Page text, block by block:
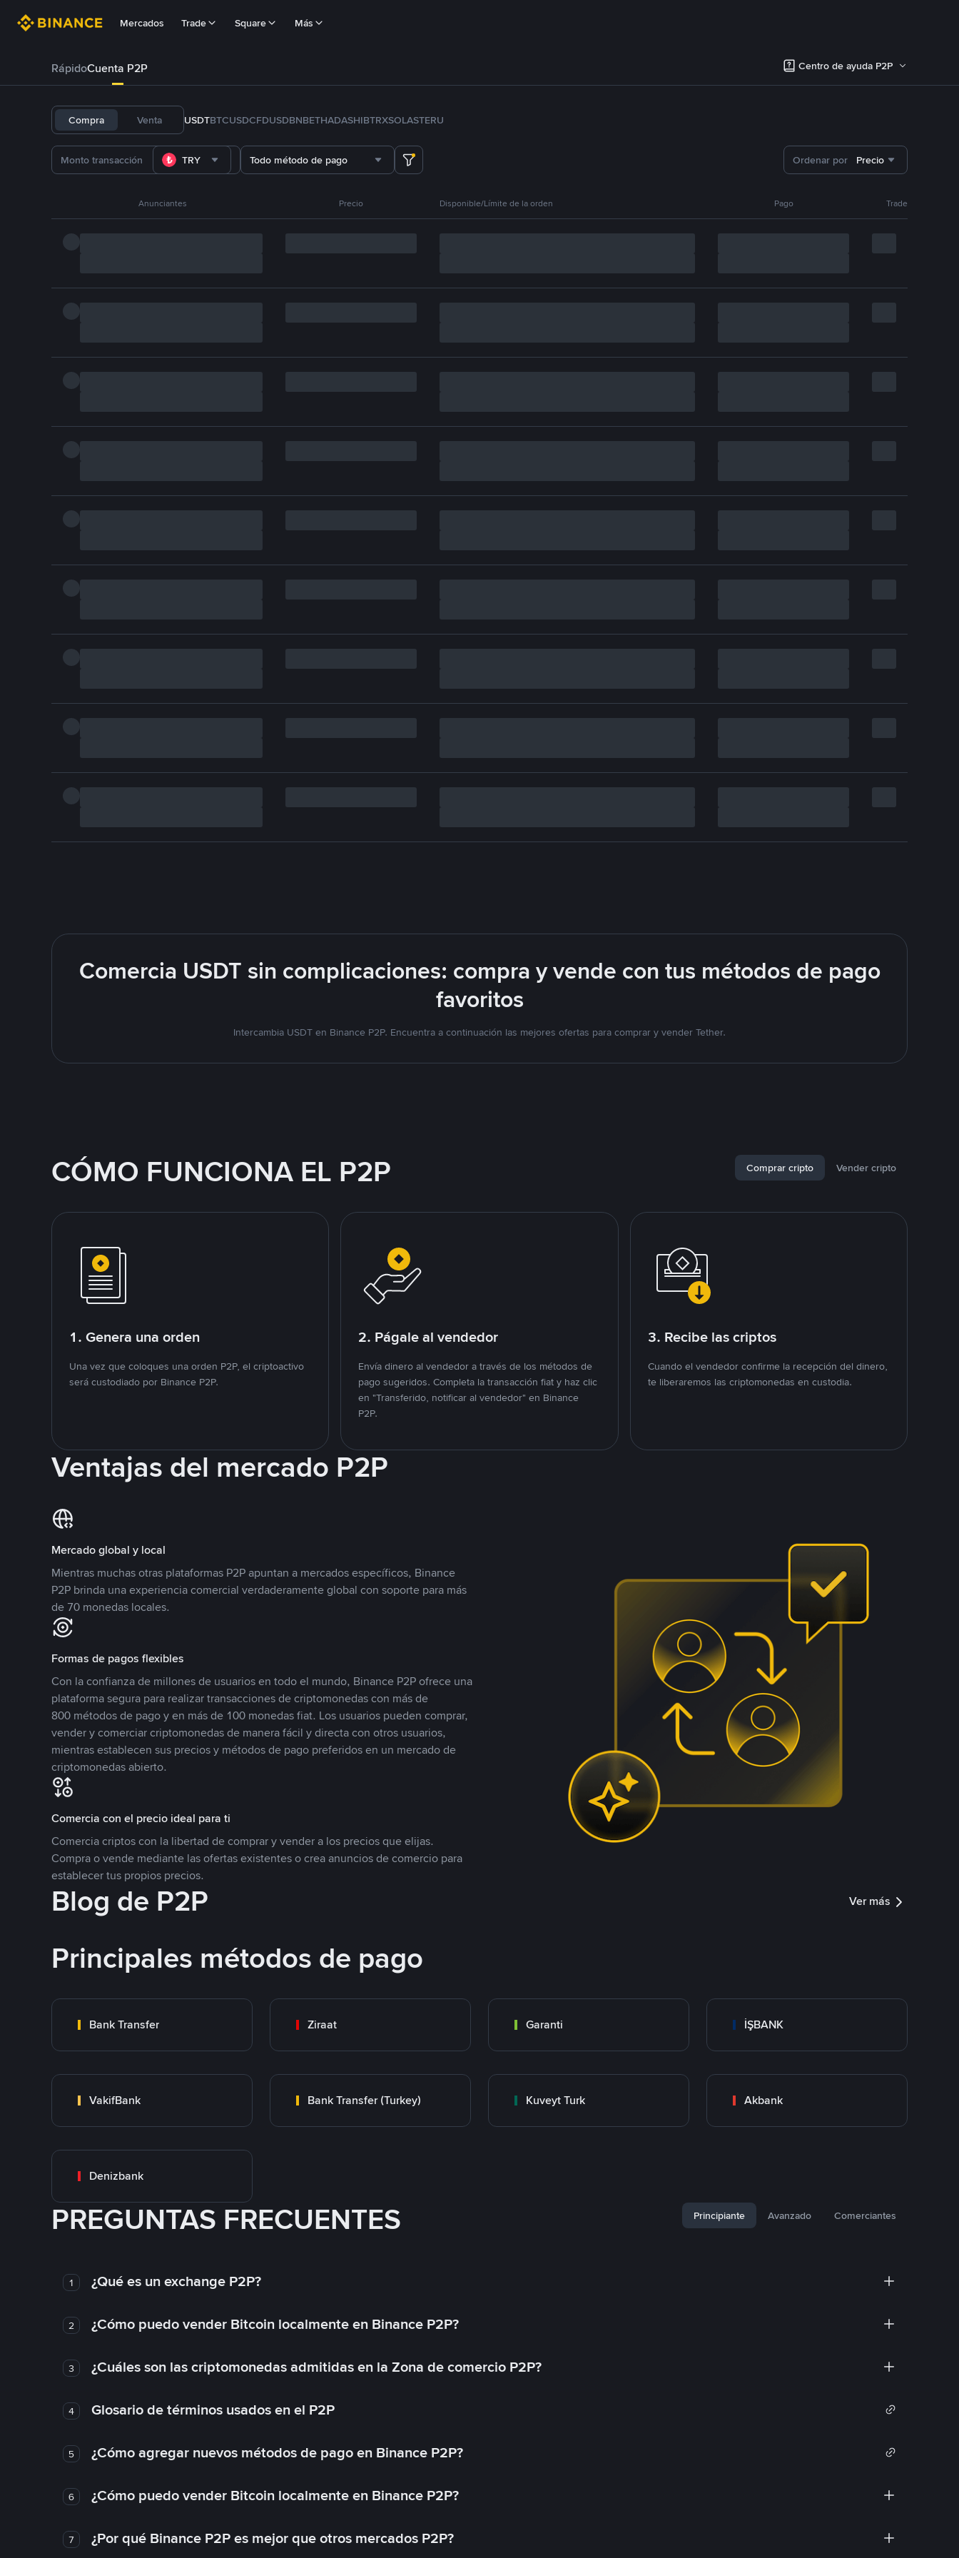
Mercados Trade Square Más
RápidoCuenta P2P Centro de ayuda P2P
Compra Venta USDTBTCUSDCFDUSDBNBETHADASHIBTRXSOLASTERU
TRY Todo método de pago Ordenar por Precio
Anunciantes Precio Disponible/Límite de la orden Pago Trade
Comercia USDT sin complicaciones: compra y vende con tus métodos de pago
favoritos
Intercambia USDT en Binance P2P. Encuentra a continuación las mejores ofertas para comprar y vender Tether.
CÓMO FUNCIONA EL P2P Comprar cripto Vender cripto
1. Genera una orden
Una vez que coloques una orden P2P, el criptoactivo
será custodiado por Binance P2P.
2. Págale al vendedor
Envía dinero al vendedor a través de los métodos de
pago sugeridos. Completa la transacción fiat y haz clic
en "Transferido, notificar al vendedor" en Binance
P2P.
3. Recibe las criptos
Cuando el vendedor confirme la recepción del dinero,
te liberaremos las criptomonedas en custodia.
Ventajas del mercado P2P
Mercado global y local
Mientras muchas otras plataformas P2P apuntan a mercados específicos, Binance
P2P brinda una experiencia comercial verdaderamente global con soporte para más
de 70 monedas locales.
Formas de pagos flexibles
Con la confianza de millones de usuarios en todo el mundo, Binance P2P ofrece una
plataforma segura para realizar transacciones de criptomonedas con más de
800 métodos de pago y en más de 100 monedas fiat. Los usuarios pueden comprar,
vender y comerciar criptomonedas de manera fácil y directa con otros usuarios,
mientras establecen sus precios y métodos de pago preferidos en un mercado de
criptomonedas abierto.
Comercia con el precio ideal para ti
Comercia criptos con la libertad de comprar y vender a los precios que elijas.
Compra o vende mediante las ofertas existentes o crea anuncios de comercio para
establecer tus propios precios.
Blog de P2P Ver más
Principales métodos de pago
Bank Transfer Ziraat Garanti İŞBANK
VakifBank Bank Transfer (Turkey) Kuveyt Turk Akbank
Denizbank
PREGUNTAS FRECUENTES Principiante Avanzado Comerciantes
1 ¿Qué es un exchange P2P?
2 ¿Cómo puedo vender Bitcoin localmente en Binance P2P?
3 ¿Cuáles son las criptomonedas admitidas en la Zona de comercio P2P?
4 Glosario de términos usados en el P2P
5 ¿Cómo agregar nuevos métodos de pago en Binance P2P?
6 ¿Cómo puedo vender Bitcoin localmente en Binance P2P?
7 ¿Por qué Binance P2P es mejor que otros mercados P2P?